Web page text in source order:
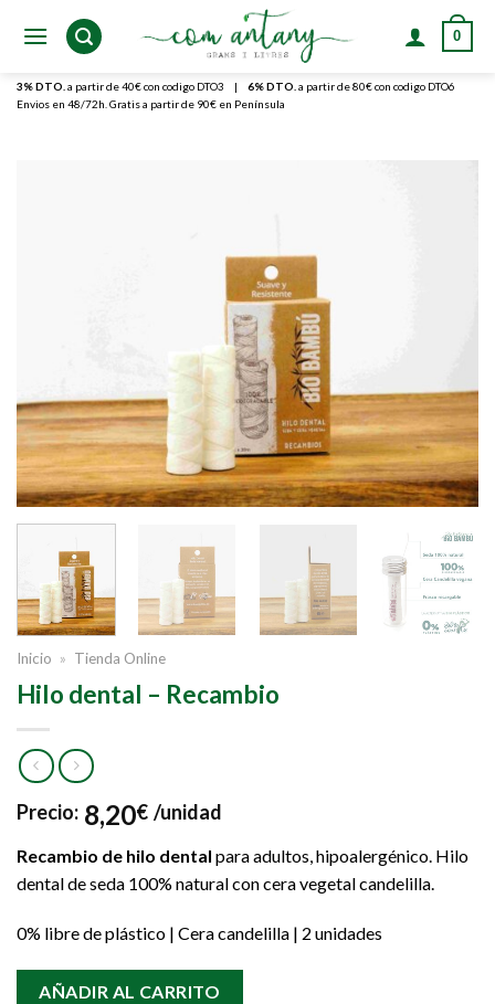
0
3% DTO. a partir de 40€ con codigo DTO3 | 6% DTO. a partir de 80€ con codigo DTO6
Envios en 48/72h. Gratis a partir de 90€ en Península
Inicio » Tienda Online
Hilo dental – Recambio
Precio: 8,20€ /unidad
Recambio de hilo dental para adultos, hipoalergénico. Hilo
dental de seda 100% natural con cera vegetal candelilla.
0% libre de plástico | Cera candelilla | 2 unidades
AÑADIR AL CARRITO